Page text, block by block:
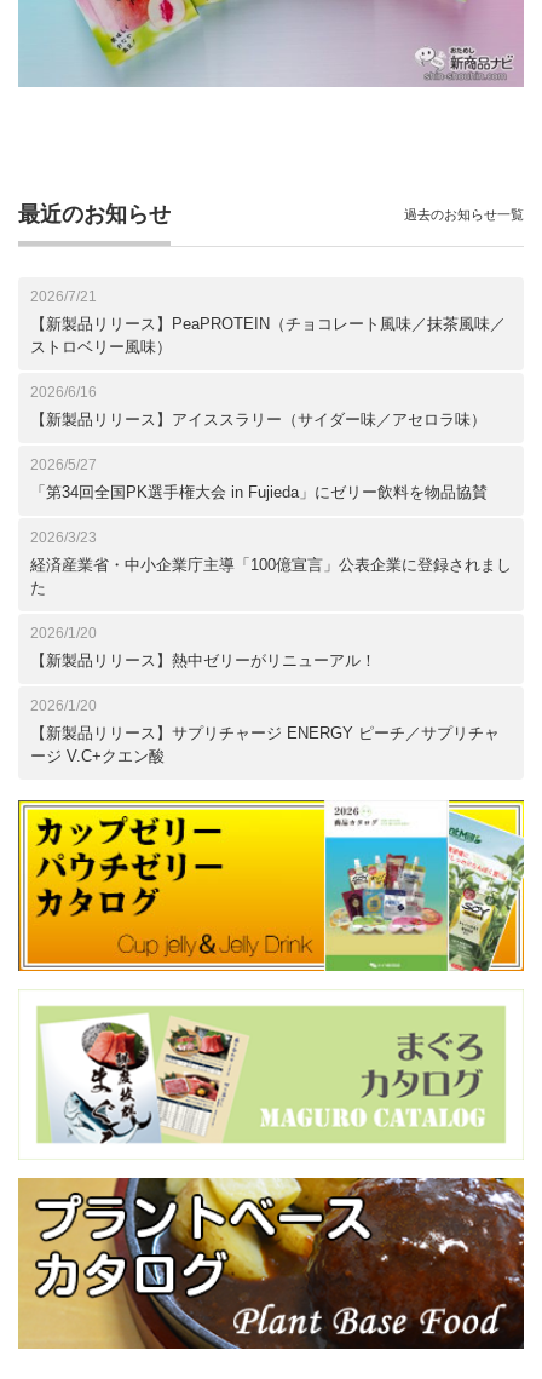
最近のお知らせ
2026/7/21
【新製品リリース】PeaPROTEIN（チョコレート風味／抹茶風味／
ストロベリー風味）
2026/6/16
【新製品リリース】アイススラリー（サイダー味／アセロラ味）
2026/5/27
「第34回全国PK選手権大会 in Fujieda」にゼリー飲料を物品協賛
2026/3/23
経済産業省・中小企業庁主導「100億宣言」公表企業に登録されまし
た
2026/1/20
【新製品リリース】熱中ゼリーがリニューアル！
2026/1/20
【新製品リリース】サプリチャージ ENERGY ピーチ／サプリチャ
ージ V.C+クエン酸
過去のお知らせ一覧